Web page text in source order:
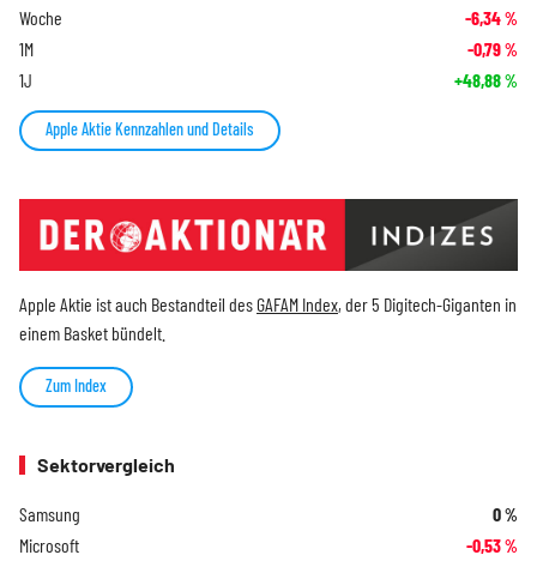
Woche -6,34%
1M -0,79%
1J +48,88%
Apple Aktie Kennzahlen und Details
Apple Aktie ist auch Bestandteil desGAFAM Index, der 5 Digitech-Giganten in
einem Basket bündelt.
Zum Index
Sektorvergleich
Samsung 0%
Microsoft -0,53%